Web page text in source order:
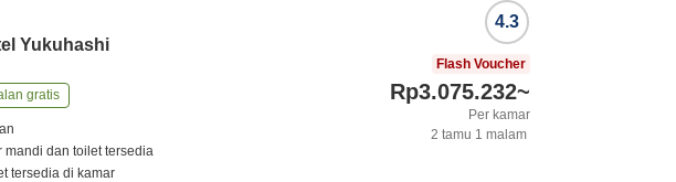
Yukuhashi
gratis
mandi dan toilet tersedia
tersedia di kamar
4.3
Flash Voucher
Rp3.075.232~
Per kamar
2 tamu 1 malam